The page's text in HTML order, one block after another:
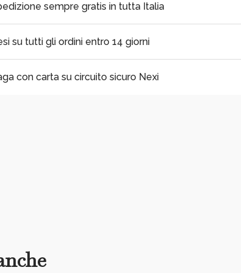
sempre gratis in tutta Italia
su tutti gli ordini entro 14 giorni
con carta su circuito sicuro Nexi